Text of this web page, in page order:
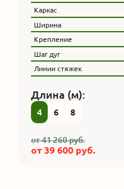
Каркас
Ширина
Крепление
Шаг дуг
Линии стяжек
Длина (м):
4 6 8
от41 260руб.
от 39 600 руб.